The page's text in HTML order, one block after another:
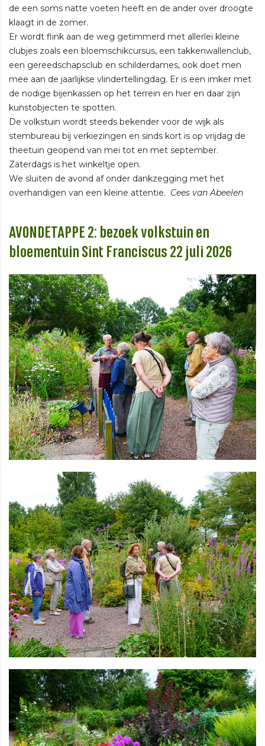
de een soms natte voeten heeft en de ander over droogte
klaagt in de zomer.
Er wordt flink aan de weg getimmerd met allerlei kleine
clubjes zoals een bloemschikcursus, een takkenwallenclub,
een gereedschapsclub en schilderdames, ook doet men
mee aan de jaarlijkse vlindertellingdag. Er is een imker met
de nodige bijenkassen op het terrein en hier en daar zijn
kunstobjecten te spotten.
De volkstuin wordt steeds bekender voor de wijk als
stembureau bij verkiezingen en sinds kort is op vrijdag de
theetuin geopend van mei tot en met september.
Zaterdags is het winkeltje open.
We sluiten de avond af onder dankzegging met het
overhandigen van een kleine attentie. Cees van Abeelen
AVONDETAPPE 2: bezoek volkstuin en
bloementuin Sint Franciscus 22 juli 2026